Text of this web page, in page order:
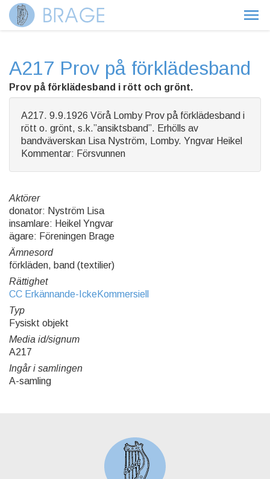
A217 Prov på förklädesband
Prov på förklädesband i rött och grönt.
A217. 9.9.1926 Vörå Lomby Prov på förklädesband i
rött o. grönt, s.k.”ansiktsband”. Erhölls av
bandväverskan Lisa Nyström, Lomby. Yngvar Heikel
Kommentar: Försvunnen
Aktörer
donator: Nyström Lisa
insamlare: Heikel Yngvar
ägare: Föreningen Brage
Ämnesord
förkläden, band (textilier)
Rättighet
CC Erkännande-IckeKommersiell
Typ
Fysiskt objekt
Media id/signum
A217
Ingår i samlingen
A-samling